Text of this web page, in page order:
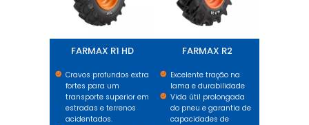
FARMAX R1 HD
Cravos profundos extra
fortes para um
transporte superior em
estradas e terrenos
acidentados.
FARMAX R2
Excelente tração na
lama e durabilidade
Vida útil prolongada
do pneu e garantia de
capacidades de